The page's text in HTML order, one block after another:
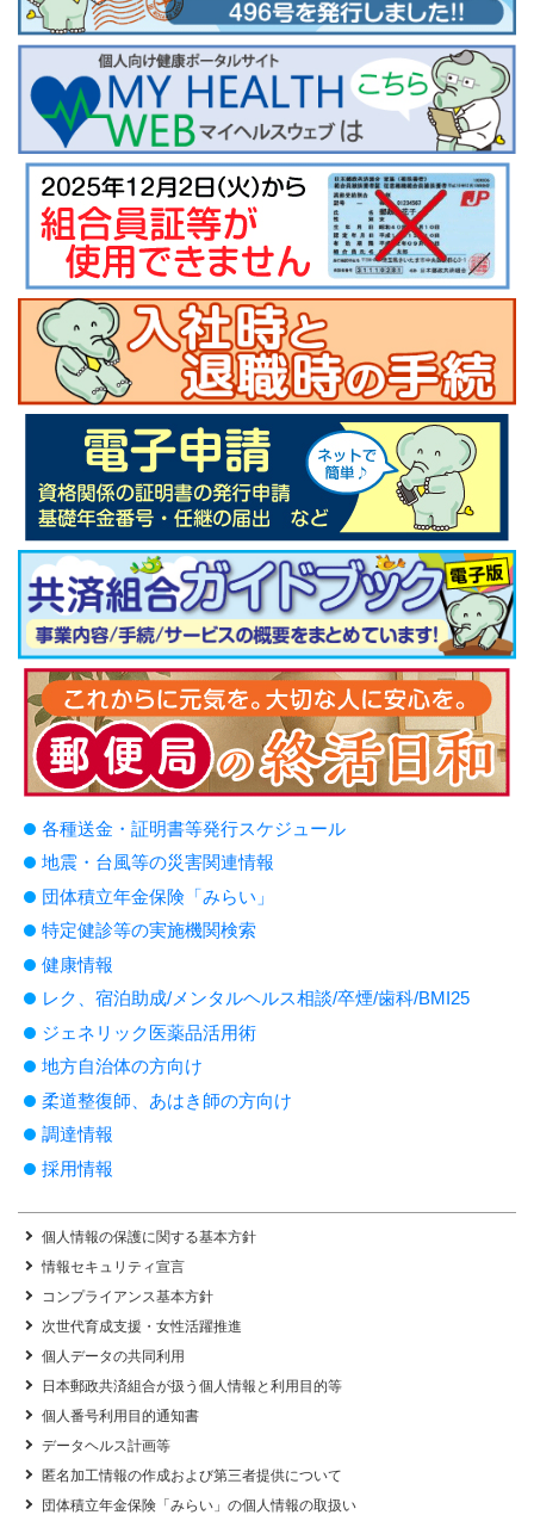
各種送金・証明書等発行スケジュール
地震・台風等の災害関連情報
団体積立年金保険「みらい」
特定健診等の実施機関検索
健康情報
レク、宿泊助成/メンタルヘルス相談/卒煙/歯科/BMI25
ジェネリック医薬品活用術
地方自治体の方向け
柔道整復師、あはき師の方向け
調達情報
採用情報
個人情報の保護に関する基本方針
情報セキュリティ宣言
コンプライアンス基本方針
次世代育成支援・女性活躍推進
個人データの共同利用
日本郵政共済組合が扱う個人情報と利用目的等
個人番号利用目的通知書
データヘルス計画等
匿名加工情報の作成および第三者提供について
団体積立年金保険「みらい」の個人情報の取扱い